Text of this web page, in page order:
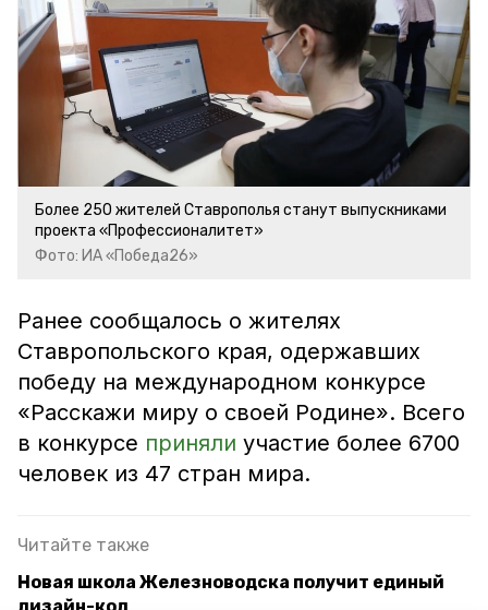
Более 250 жителей Ставрополья станут выпускниками
проекта «Профессионалитет»
Фото: ИА «Победа26»
Ранее сообщалось о жителях
Ставропольского края, одержавших
победу на международном конкурсе
«Расскажи миру о своей Родине». Всего
в конкурсе приняли участие более 6700
человек из 47 стран мира.
Читайте также
Новая школа Железноводска получит единый